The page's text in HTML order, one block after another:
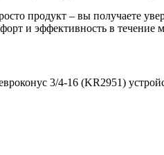
продукт – вы получаете
и эффективность в течение